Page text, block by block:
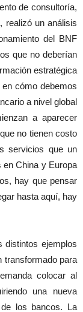
de consultoría,
realizó un análisis
del BNF
que no deberían
estratégica
cómo debemos
a nivel global
a aparecer
no tienen costo
servicios que un
en China y Europa
hay que pensar
hasta aquí, hay
distintos ejemplos
transformado para
colocar al
una nueva
los bancos. La